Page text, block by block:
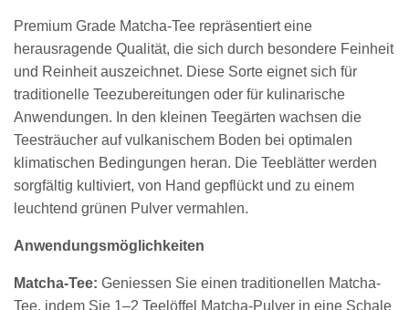
Premium Grade Matcha-Tee repräsentiert eine
herausragende Qualität, die sich durch besondere Feinheit
und Reinheit auszeichnet. Diese Sorte eignet sich für
traditionelle Teezubereitungen oder für kulinarische
Anwendungen. In den kleinen Teegärten wachsen die
Teesträucher auf vulkanischem Boden bei optimalen
klimatischen Bedingungen heran. Die Teeblätter werden
sorgfältig kultiviert, von Hand gepflückt und zu einem
leuchtend grünen Pulver vermahlen.
Anwendungsmöglichkeiten
Matcha-Tee: Geniessen Sie einen traditionellen Matcha-
Tee, indem Sie 1–2 Teelöffel Matcha-Pulver in eine Schale